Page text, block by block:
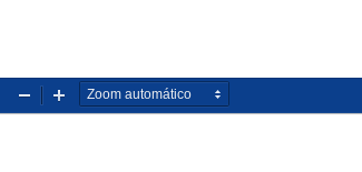
Diminuir
zoom
Aumentar
zoom